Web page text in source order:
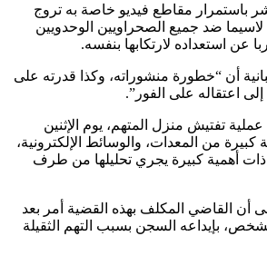
باستمرار مقاطع فيديو خاصة به تروج
لاسيما ضد جميع الصحراويين الوحدويين
عن استعداده لارتكابها بنفسه.
أن “خطورة منشوراته، وكذا قدرته على
إلى اعتقاله على الفور”.
تفتيش منزل المتهم، يوم الإثنين
من المعدات، والوسائط الإلكترونية،
ذات أهمية كبيرة يجري تحليلها من طرف
أن القاضي المكلف بهذه القضية أمر بعد
بإيداعه السجن بسبب التهم الثقيلة